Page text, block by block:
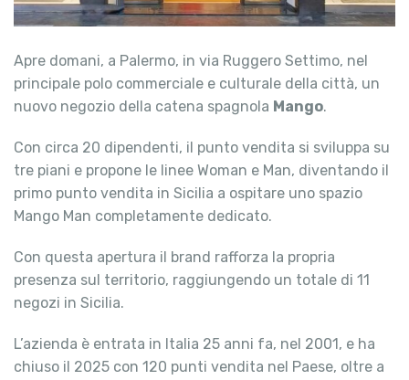
Apre domani, a Palermo, in via Ruggero Settimo, nel
principale polo commerciale e culturale della città, un
nuovo negozio della catena spagnola Mango.
Con circa 20 dipendenti, il punto vendita si sviluppa su
tre piani e propone le linee Woman e Man, diventando il
primo punto vendita in Sicilia a ospitare uno spazio
Mango Man completamente dedicato.
Con questa apertura il brand rafforza la propria
presenza sul territorio, raggiungendo un totale di 11
negozi in Sicilia.
L’azienda è entrata in Italia 25 anni fa, nel 2001, e ha
chiuso il 2025 con 120 punti vendita nel Paese, oltre a